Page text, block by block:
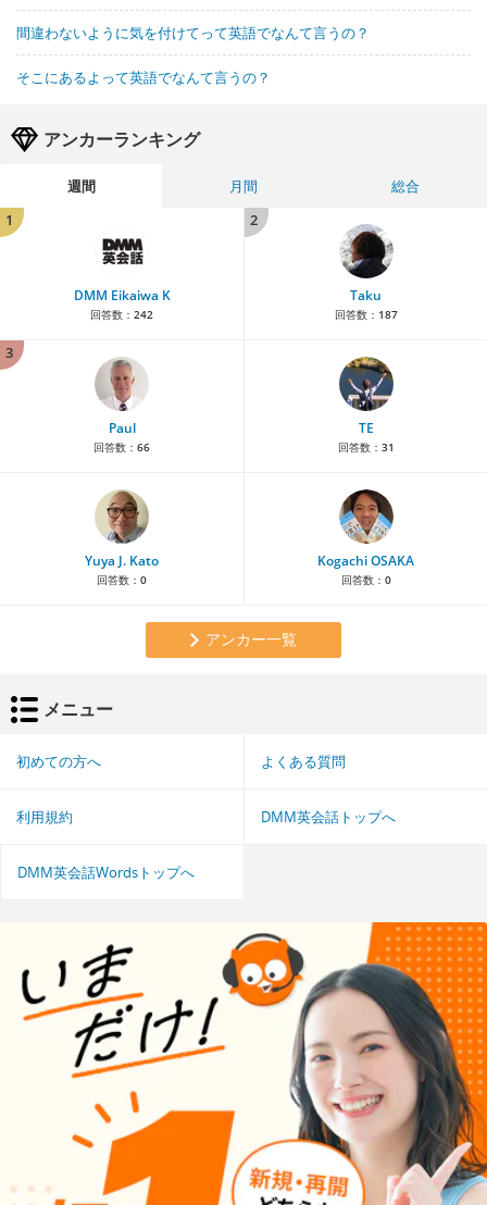
間違わないように気を付けてって英語でなんて言うの？
そこにあるよって英語でなんて言うの？
アンカーランキング
週間 月間
総合
1
DMM Eikaiwa K
回答数： 242
2
Taku
回答数： 187
3
Paul
回答数： 66
TE
回答数： 31
Yuya J. Kato
回答数： 0
Kogachi OSAKA
回答数： 0
アンカー一覧
メニュー
初めての方へ よくある質問
利用規約 DMM英会話トップへ
DMM英会話Wordsトップへ